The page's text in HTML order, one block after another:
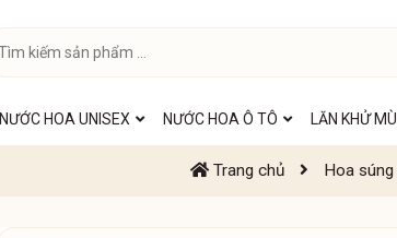
NƯỚC HOA UNISEX NƯỚC HOA Ô TÔ LĂN KHỬ MÙI
Trang chủ Hoa súng